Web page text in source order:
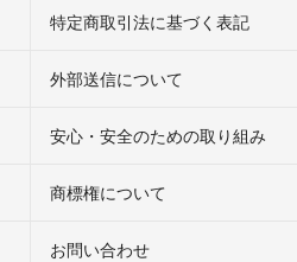
特定商取引法に基づく表記
外部送信について
安心・安全のための取り組み
商標権について
お問い合わせ